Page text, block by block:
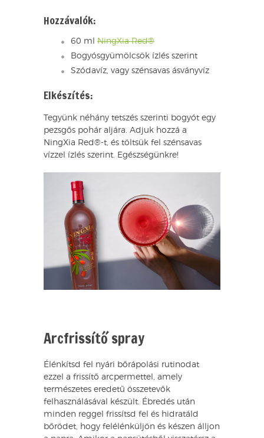
Hozzávalók:
60 ml NingXia Red®
Bogyósgyümölcsök ízlés szerint
Szódavíz, vagy szénsavas ásványvíz
Elkészítés:
Tegyünk néhány tetszés szerinti bogyót egy
pezsgős pohár aljára. Adjuk hozzá a
NingXia Red®-t, és töltsük fel szénsavas
vízzel ízlés szerint. Egészségünkre!
Arcfrissítő spray
Élénkítsd fel nyári bőrápolási rutinodat
ezzel a frissítő arcpermettel, amely
természetes eredetű összetevők
felhasználásával készült. Ébredés után
minden reggel frissítsd fel és hidratáld
bőrödet, hogy felélénküljön és készen álljon